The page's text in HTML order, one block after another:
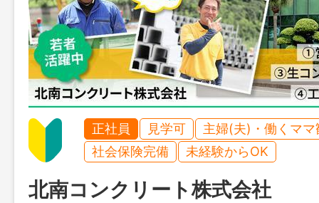
正社員 見学可
主婦(夫)・働くママ
社会保険完備
未経験からOK
北南コンクリート株式会社